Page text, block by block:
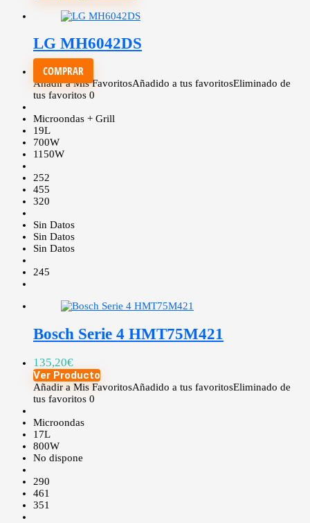
LG MH6042DS
COMPRAR
Añadir a Mis FavoritosAñadido a tus favoritosEliminado de
tus favoritos 0
Microondas + Grill
19L
700W
1150W
252
455
320
Sin Datos
Sin Datos
Sin Datos
245
Bosch Serie 4 HMT75M421
135,20€
Ver Producto
Añadir a Mis FavoritosAñadido a tus favoritosEliminado de
tus favoritos 0
Microondas
17L
800W
No dispone
290
461
351